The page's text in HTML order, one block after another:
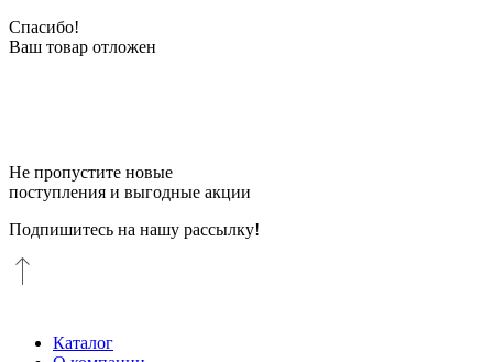
Спасибо!
Ваш товар отложен
Не пропустите новые
поступления и выгодные акции
Подпишитесь на нашу рассылку!
Каталог